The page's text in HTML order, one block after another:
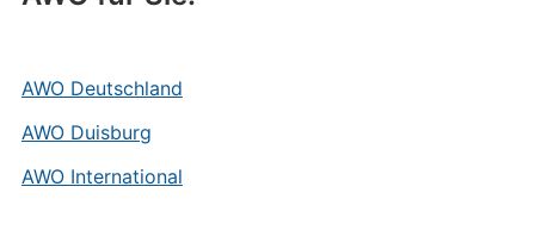
AWO Deutschland
AWO Duisburg
AWO International